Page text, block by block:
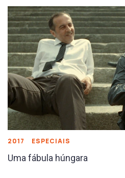
2017 ESPECIAIS
Uma fábula húngara